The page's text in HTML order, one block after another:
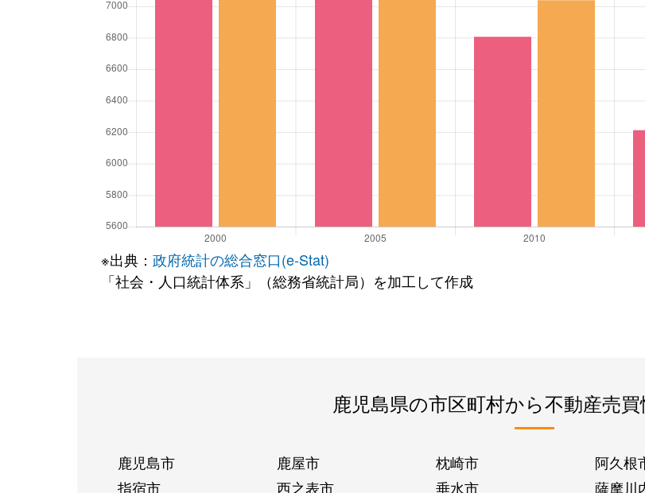
※出典： 政府統計の総合窓口(e-Stat)
「社会・人口統計体系」（総務省統計局）を加工して作成
鹿児島県の市区町村から不動産売
鹿児島市 鹿屋市 枕崎市 阿久根
指宿市
西之表市 垂水市 薩摩川